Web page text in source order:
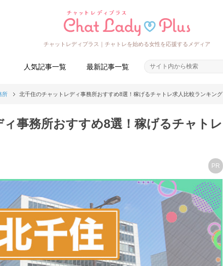
チャットレディプラス｜チャトレを始める女性を応援するメディア
人気記事一覧 最新記事一覧
所 北千住のチャットレディ事務所おすすめ8選！稼げるチャトレ求人比較ランキング
事務所おすすめ8選！稼げるチャトレ
PR